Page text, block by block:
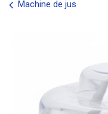
Machine de jus